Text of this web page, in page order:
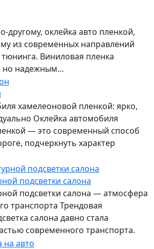
другому, оклейка авто пленкой,
из современных направлений
Виниловая пленка
но надежным…
хамелеоновой пленкой: ярко,
Оклейка автомобиля
— это современный способ
подчеркнуть характер
подсветки салона
подсветки салона — атмосфера
транспорта Трендовая
салона давно стала
современного транспорта.